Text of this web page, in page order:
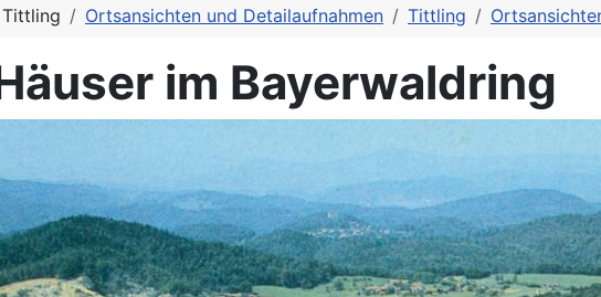
Tittling Ortsansichten und Detailaufnahmen Tittling
im Bayerwaldring